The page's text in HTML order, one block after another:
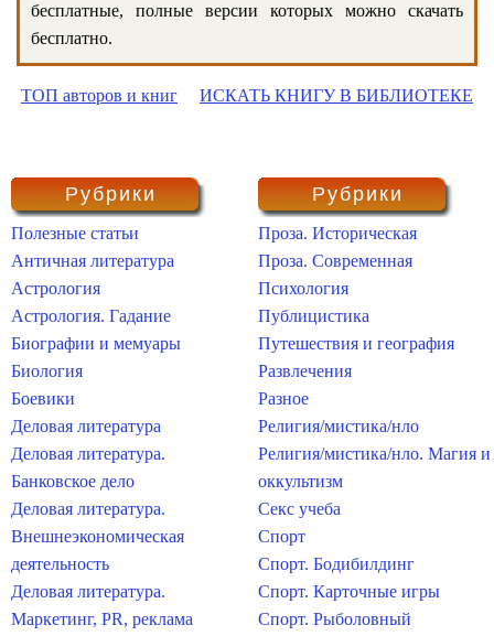
бесплатные, полные версии которых можно скачать
бесплатно.
ТОП авторов и книг ИСКАТЬ КНИГУ В БИБЛИОТЕКЕ
Рубрики
Полезные статьи
Античная литература
Астрология
Астрология. Гадание
Биографии и мемуары
Биология
Боевики
Деловая литература
Деловая литература.
Банковское дело
Деловая литература.
Внешнеэкономическая
деятельность
Деловая литература.
Маркетинг, PR, реклама
Рубрики
Проза. Историческая
Проза. Современная
Психология
Публицистика
Путешествия и география
Развлечения
Разное
Религия/мистика/нло
Религия/мистика/нло. Магия и
оккультизм
Секс учеба
Спорт
Спорт. Бодибилдинг
Спорт. Карточные игры
Спорт. Рыболовный